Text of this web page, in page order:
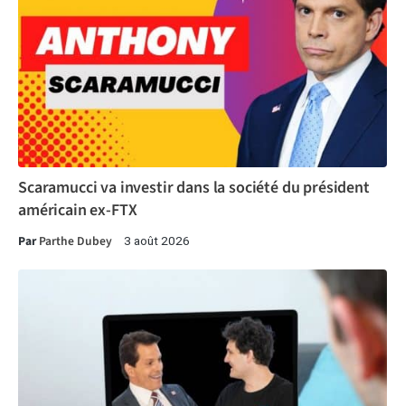
Scaramucci va investir dans la société du président
américain ex-FTX
ParParthe Dubey 3 août 2026